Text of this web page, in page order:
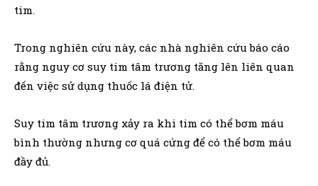
tim.
Trong nghiên cứu này, các nhà nghiên cứu báo cáo
rằng nguy cơ suy tim tâm trương tăng lên liên quan
đến việc sử dụng thuốc lá điện tử.
Suy tim tâm trương xảy ra khi tim có thể bơm máu
bình thường nhưng cơ quá cứng để có thể bơm máu
đầy đủ.